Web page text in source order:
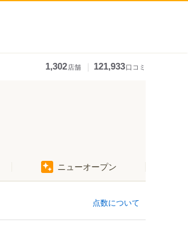
1,302店舗 121,933口コミ
ニューオープン
点数について